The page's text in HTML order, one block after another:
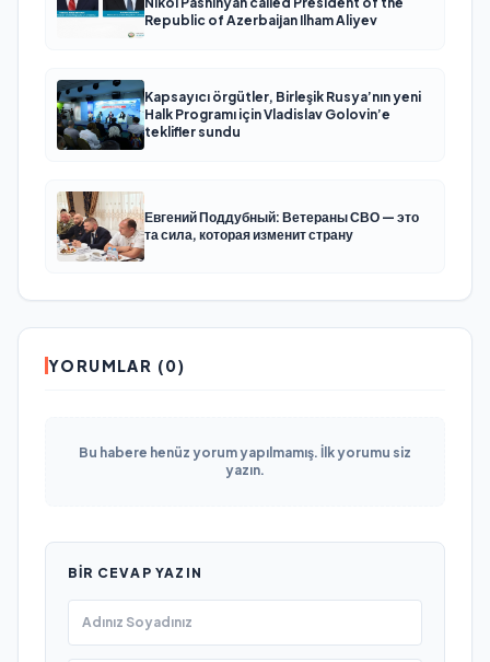
Republic of Azerbaijan Ilham Aliyev
Kapsayıcı örgütler, Birleşik Rusya’nın yeni
Halk Programı için Vladislav Golovin’e
teklifler sundu
Евгений Поддубный: Ветераны СВО — это
та сила, которая изменит страну
YORUMLAR (0)
Bu habere henüz yorum yapılmamış. İlk yorumu siz
yazın.
BIR CEVAP YAZIN